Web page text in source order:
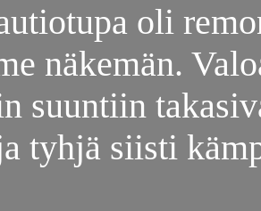
oli
näkemän.
suuntiin
tyhjä siisti